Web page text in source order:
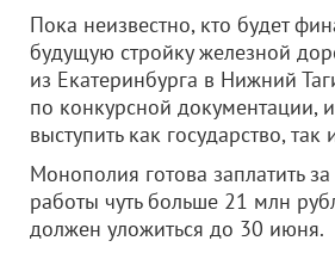
Пока неизвестно, кто будет
будущую стройку железной
из Екатеринбурга в Нижний
по конкурсной документации,
выступить как государство, так
Монополия готова заплатить
работы чуть больше 21 млн
должен уложиться до 30 июня.